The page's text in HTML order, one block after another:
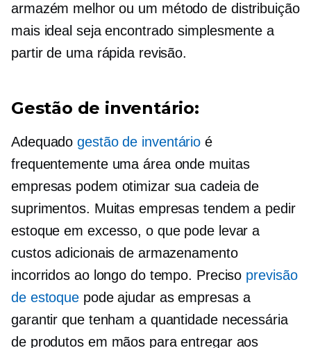
armazém melhor ou um método de distribuição
mais ideal seja encontrado simplesmente a
partir de uma rápida revisão.
Gestão de inventário:
Adequadogestão de inventário é
frequentemente uma área onde muitas
empresas podem otimizar sua cadeia de
suprimentos. Muitas empresas tendem a pedir
estoque em excesso, o que pode levar a
custos adicionais de armazenamento
incorridos ao longo do tempo. Preciso previsão
de estoque pode ajudar as empresas a
garantir que tenham a quantidade necessária
de produtos em mãos para entregar aos